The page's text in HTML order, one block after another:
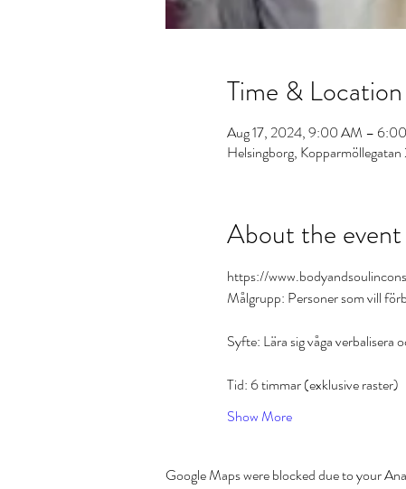
Time & Location
Aug 17, 2024, 9:00 AM –
Helsingborg,
About the event
https://
Målgrupp: Personer som vill
Syfte: Lära sig våga verbalisera
Tid: 6 timmar (exklusive raster)
Show More
Google Maps were blocked due to your